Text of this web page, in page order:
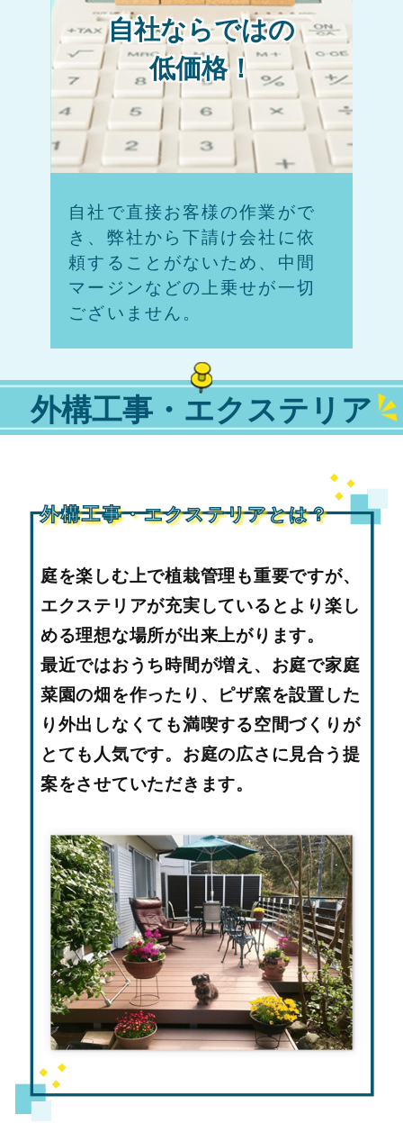
自社ならではの
低価格！
自社で直接お客様の作業がで
き、弊社から下請け会社に依
頼することがないため、中間
マージンなどの上乗せが一切
ございません。
外構工事・エクステリア
外構工事・エクステリアとは？
庭を楽しむ上で植栽管理も重要ですが、
エクステリアが充実しているとより楽し
める理想な場所が出来上がります。
最近ではおうち時間が増え、お庭で家庭
菜園の畑を作ったり、ピザ窯を設置した
り外出しなくても満喫する空間づくりが
とても人気です。お庭の広さに見合う提
案をさせていただきます。